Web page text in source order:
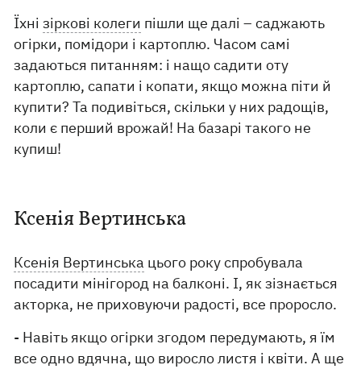
Їхнізіркові колеги пішли ще далі – саджають
огірки, помідори і картоплю. Часом самі
задаються питанням: і нащо садити оту
картоплю, сапати і копати, якщо можна піти й
купити? Та подивіться, скільки у них радощів,
коли є перший врожай! На базарі такого не
купиш!
Ксенія Вертинська
Ксенія Вертинська цього року спробувала
посадити мінігород на балконі. І, як зізнається
акторка, не приховуючи радості, все проросло.
- Навіть якщо огірки згодом передумають, я їм
все одно вдячна, що виросло листя і квіти. А ще